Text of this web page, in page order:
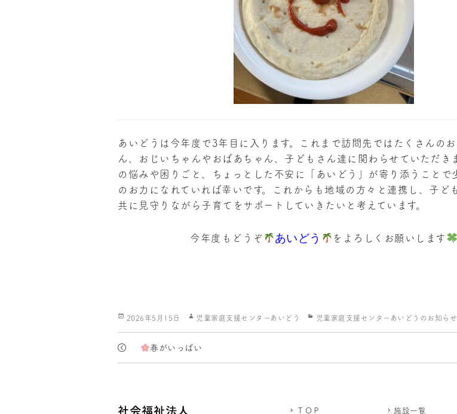
あいどうは今年度で3年目に入ります。これまで訪問先ではたくさんの
ん、おじいちゃんやおばあちゃん、子どもさん達に関わらせていただき
の悩みや困りごと、ちょっとした不安に「あいどう」が寄り添うことで
のお力になれていれば幸いです。これからも地域の方々と連携し、子ど
共に見守りながら子育てをサポートしていきたいと考えています。
今年度もどうぞ あいどう をよろしくお願いします
投
2026年5月15日
作
児童家庭支援センターあいどう
カ
児童家庭支援センターあいどうのお知らせ
春がいっぱい
ＴＯＰ 施設一覧